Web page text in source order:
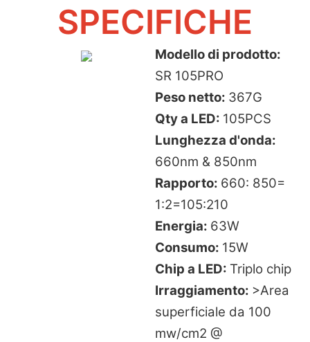
SPECIFICHE
Modello di prodotto:
SR 105PRO
Peso netto: 367G
Qty a LED: 105PCS
Lunghezza d'onda:
660nm & 850nm
Rapporto: 660: 850=
1:2=105:210
Energia: 63W
Consumo: 15W
Chip a LED: Triplo chip
Irraggiamento: >Area
superficiale da 100
mw/cm2 @